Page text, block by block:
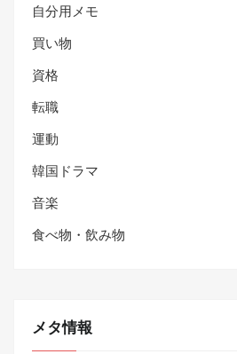
自分用メモ
買い物
資格
転職
運動
韓国ドラマ
音楽
食べ物・飲み物
メタ情報